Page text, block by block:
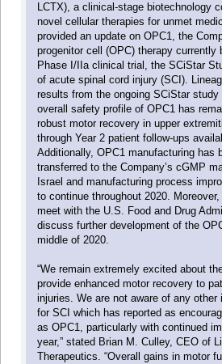
LCTX), a clinical-stage biotechnology
novel cellular therapies for unmet
provided an update on OPC1, the
progenitor cell (OPC) therapy currently
Phase I/IIa clinical trial, the SCiStar
of acute spinal cord injury (SCI).
results from the ongoing SCiStar
overall safety profile of OPC1 has
robust motor recovery in upper
through Year 2 patient follow-ups
Additionally, OPC1 manufacturing has
transferred to the Company’s cGMP
Israel and manufacturing process
to continue throughout 2020.
meet with the U.S. Food and Drug
discuss further development of the
middle of 2020.
“We remain extremely excited about
provide enhanced motor recovery to
injuries. We are not aware of any
for SCI which has reported as
as OPC1, particularly with continued
year,” stated Brian M. Culley, CEO of
Therapeutics. “Overall gains in motor